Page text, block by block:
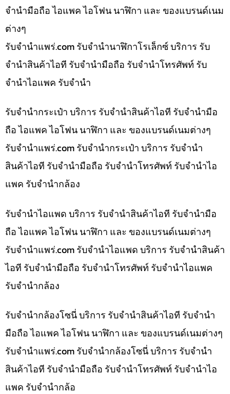
จำนำมือถือ ไอแพค ไอโฟน นาฬิกา และ ของแบรนด์เนม
ต่างๆ
รับจํานําแพร่.com รับจำนำนาฬิกาโรเล็กซ์ บริการ รับ
จำนำสินค้าไอที รับจำนำมือถือ รับจำนำโทรศัพท์ รับ
จำนำไอแพค รับจำนำ
รับจำนำกระเป๋า บริการ รับจำนำสินค้าไอที รับจำนำมือ
ถือ ไอแพค ไอโฟน นาฬิกา และ ของแบรนด์เนมต่างๆ
รับจํานําแพร่.com รับจำนำกระเป๋า บริการ รับจำนำ
สินค้าไอที รับจำนำมือถือ รับจำนำโทรศัพท์ รับจำนำไอ
แพค รับจำนำกล้อง
รับจำนำไอแพด บริการ รับจำนำสินค้าไอที รับจำนำมือ
ถือ ไอแพค ไอโฟน นาฬิกา และ ของแบรนด์เนมต่างๆ
รับจํานําแพร่.com รับจำนำไอแพด บริการ รับจำนำสินค้า
ไอที รับจำนำมือถือ รับจำนำโทรศัพท์ รับจำนำไอแพค
รับจำนำกล้อง
รับจำนำกล้องโซนี่ บริการ รับจำนำสินค้าไอที รับจำนำ
มือถือ ไอแพค ไอโฟน นาฬิกา และ ของแบรนด์เนมต่างๆ
รับจํานําแพร่.com รับจำนำกล้องโซนี่ บริการ รับจำนำ
สินค้าไอที รับจำนำมือถือ รับจำนำโทรศัพท์ รับจำนำไอ
แพค รับจำนำกล้อ